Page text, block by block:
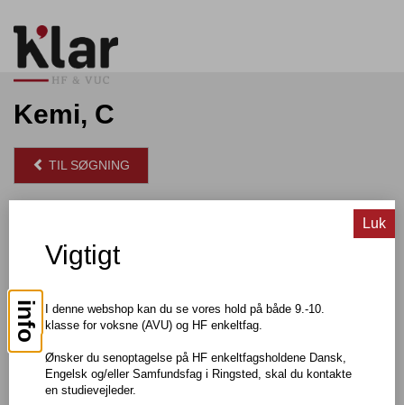
Kemi, C
TIL SØGNING
Om faget
Du kan tidligst blive optaget på hf-enkeltfag et år efter, at du har
afsluttet folkeskolens 9. eller 10. klasse eller har modtaget
tilsvarende undervisning.
Du kan altså ikke blive optaget, hvis du kommer direkte fra 10.
klasse, hvad enten 10. klasse er taget på en folkeskole eller
anden institution.
For at blive optaget på udvalgte fag, skal du normalt have fulgt
info
Vigtigt
I denne webshop kan du se vores hold på både 9.-10.
klasse for voksne (AVU) og HF enkeltfag.
Ønsker du senoptagelse på HF enkeltfagsholdene Dansk,
Engelsk og/eller Samfundsfag i Ringsted, skal du kontakte
en studievejleder.
Luk